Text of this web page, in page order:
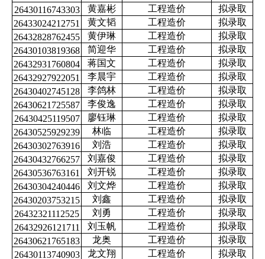
26430116743303
黄嘉彬 工程造价
拟录取
26433024212751
黄文韬 工程造价
拟录取
26432828762455
黄伊琳 工程造价
拟录取
26430103819368
简迎华 工程造价
拟录取
26432931760804
蒋国文 工程造价
拟录取
26432927922051
李晨宇 工程造价
拟录取
26430402745128
李鸽林 工程造价
拟录取
26430621725587
李俊逸 工程造价
拟录取
26430425119507
廖钰琳 工程造价
拟录取
26430525929239
林临 工程造价
拟录取
26430302763916
刘浩 工程造价
拟录取
26430432766257
刘嘉俊 工程造价
拟录取
26430536763161
刘开锐 工程造价
拟录取
26430304240446
刘文烨 工程造价
拟录取
26430203753215
刘鑫 工程造价
拟录取
26432321112525
刘勇 工程造价
拟录取
26432926121711
刘玉帆 工程造价
拟录取
26430621765183
龙奥 工程造价
拟录取
26430113740903
龙文翔 工程造价 拟录取